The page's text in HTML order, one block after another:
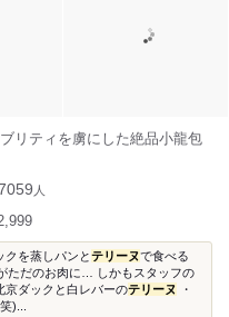
リティを虜にした絶品小龍包
人
クを蒸しパンとテリーヌで食べる
ただのお肉に… しかもスタッフの
京ダックと白レバーのテリーヌ
・
)...